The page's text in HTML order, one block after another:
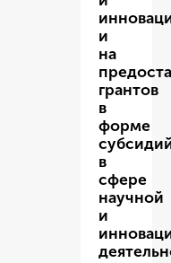
и
на
грантов
в
форме
в
сфере
научной
и